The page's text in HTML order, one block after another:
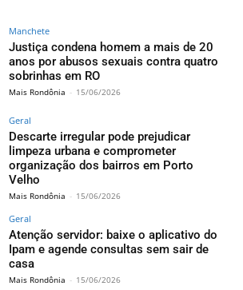
Manchete
Justiça condena homem a mais de 20
anos por abusos sexuais contra quatro
sobrinhas em RO
Mais Rondônia - 15/06/2026
Geral
Descarte irregular pode prejudicar
limpeza urbana e comprometer
organização dos bairros em Porto
Velho
Mais Rondônia - 15/06/2026
Geral
Atenção servidor: baixe o aplicativo do
Ipam e agende consultas sem sair de
casa
Mais Rondônia - 15/06/2026